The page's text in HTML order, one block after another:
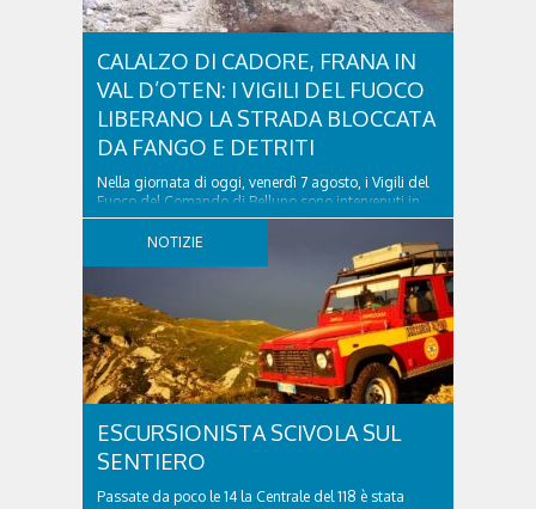
CALALZO DI CADORE, FRANA IN
VAL D’OTEN: I VIGILI DEL FUOCO
LIBERANO LA STRADA BLOCCATA
DA FANGO E DETRITI
Nella giornata di oggi, venerdì 7 agosto, i Vigili del
Fuoco del Comando di Belluno sono intervenuti in
località Diassa, in Val d’Oten, nel comune di Calalzo
di Cadore, per liberare una strada rimasta bloccata
a seguito di una frana verificatasi intorno alle ore
NOTIZIE
ESCURSIONISTA SCIVOLA SUL
SENTIERO
Passate da poco le 14 la Centrale del 118 è stata